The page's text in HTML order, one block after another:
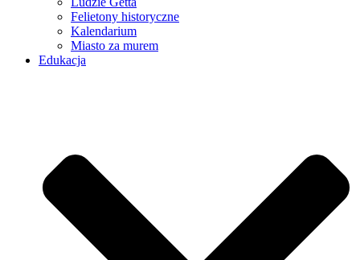
Felietony historyczne
Kalendarium
Miasto za murem
Edukacja